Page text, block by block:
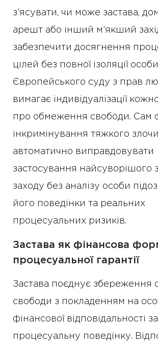
з’ясувати, чи може застава,
арешт або інший м’якший
забезпечити досягнення
цілей без повної ізоляції
Європейського суду з прав
вимагає індивідуалізації
про обмеження свободи. Сам
інкримінування тяжкого
автоматично виправдовувати
застосування найсуворішого
заходу без аналізу особи
його поведінки та реальних
процесуальних ризиків.
Застава як фінансова
процесуальної гарантії
Застава поєднує збереження
свободи з покладенням на
фінансової відповідальності
процесуальну поведінку.